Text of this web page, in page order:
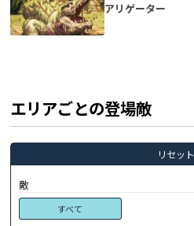
アリゲーター
エリアごとの登場敵
リセット
敵
すべて